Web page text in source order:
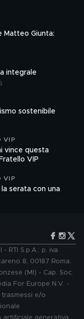
Matteo Giunta:
integrale
sostenibile
VIP
vince questa
VIP
VIP
la serata con una
RTI S.p.A.: p. iva
8, 00187 Roma.
(MI) - Cap. Soc.
For Europe N.V. -
e/o